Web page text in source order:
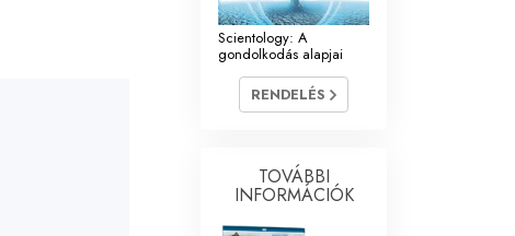
Scientology: A
gondolkodás alapjai
RENDELÉS
TOVÁBBI
INFORMÁCIÓK